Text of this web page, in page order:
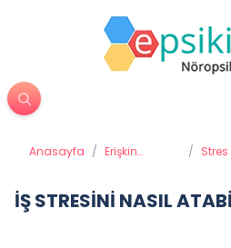
Anasayfa / Erişkin
/ Stres
İŞ STRESİNİ NASIL